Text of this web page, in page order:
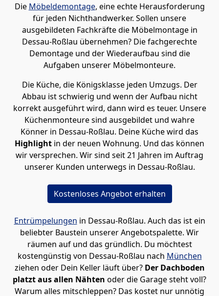
Die Möbeldemontage, eine echte Herausforderung
für jeden Nichthandwerker. Sollen unsere
ausgebildeten Fachkräfte die Möbelmontage in
Dessau-Roßlau übernehmen? Die fachgerechte
Demontage und der Wiederaufbau sind die
Aufgaben unserer Möbelmonteure.
Die Küche, die Königsklasse jeden Umzugs. Der
Abbau ist schwierig und wenn der Aufbau nicht
korrekt ausgeführt wird, dann wird es teuer. Unsere
Küchenmonteure sind ausgebildet und wahre
Könner in Dessau-Roßlau. Deine Küche wird das
Highlight in der neuen Wohnung. Und das können
wir versprechen. Wir sind seit 21 Jahren im Auftrag
unserer Kunden unterwegs in Dessau-Roßlau.
Kostenloses Angebot erhalten
Entrümpelungen in Dessau-Roßlau. Auch das ist ein
beliebter Baustein unserer Angebotspalette. Wir
räumen auf und das gründlich. Du möchtest
kostengünstig von Dessau-Roßlau nach München
ziehen oder Dein Keller läuft über? Der Dachboden
platzt aus allen Nähten oder die Garage steht voll?
Warum alles mitschleppen? Das kostet nur unnötig